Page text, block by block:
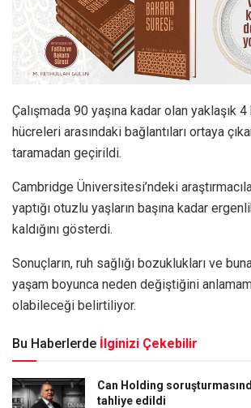
Çalışmada 90 yaşına kadar olan yaklaşık
hücreleri arasındaki bağlantıları ortaya
taramadan geçirildi.
Cambridge Üniversitesi’ndeki
yaptığı otuzlu yaşların başına kadar
kaldığını gösterdi.
Sonuçların, ruh sağlığı bozuklukları ve
yaşam boyunca neden değiştiğini
olabileceği belirtiliyor.
Bu Haberlerde İlginizi Çekebilir
Can Holding
tahliye edildi